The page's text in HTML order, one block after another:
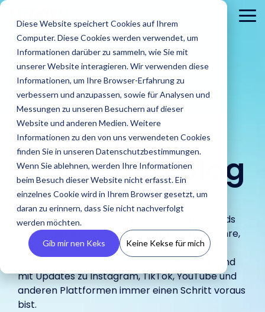
Diese Website speichert Cookies auf Ihrem
Computer. Diese Cookies werden verwendet, um
Informationen darüber zu sammeln, wie Sie mit
unserer Website interagieren. Wir verwenden diese
Informationen, um Ihre Browser-Erfahrung zu
verbessern und anzupassen, sowie für Analysen und
Messungen zu unseren Besuchern auf dieser
Website und anderen Medien. Weitere
Informationen zu den von uns verwendeten Cookies
finden Sie in unseren Datenschutzbestimmungen.
Wenn Sie ablehnen, werden Ihre Informationen
beim Besuch dieser Website nicht erfasst. Ein
einzelnes Cookie wird in Ihrem Browser gesetzt, um
daran zu erinnern, dass Sie nicht nachverfolgt
werden möchten.
Gib mir nen Keks Keine Kekse für mich
Skip
the
main
content.
Finde Creator
Finde starke
Influencer und
Creator weltweit
mit der KI-
gestützten
IROIN®.
Analysiere
Zielgruppen
Vermeide Fake
Following und lerne
schon vor Beginn
einer Kooperation
Influencer.
CRM
Agenturen
Finde heraus
wie IROIN®
Agenturen bei
der
Umsetzung
von Influencer
Kampagnen
Brands
Finde
heraus wie
IROIN®
Marken bei
Umsetzung
ihrer
in-house
unterstützt.
Blog
In unserem Blog
aktuelle Artikel
und spannende
Beiträge rund
um Influencer
IROINs®
Rising Stars
Zehn Creator,
die uns diesen
auf Instagram,
TikTok, Twitch &
YouTube
haben.
Guides &
Reports
Tipps für
erfolgreiches
Marketing.
Das sind wir
Einblick in unser
Unternehmen wir
stellen uns vor.
Karriere
Traumkarrieren
Entdecke deine
Zukunft.
DerIROIN®
Influencer
Marketing Blog
Entdecke die neuesten News, Tipps und Trends
aus der Welt des Influencer Marketings. Erfahre,
wie du erfolgreiche Kampagnenstrategien
entwickelst, innovative Tools optimal nutzt und
mit Updates zuInstagram,TikTok,YouTubeund
anderen Plattformen immer einen Schritt voraus
bist.